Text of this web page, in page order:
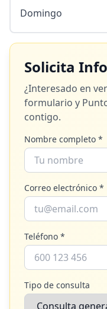
Domingo
Solicita
¿Interesado en
formulario y
contigo.
Nombre completo *
Correo electrónico *
Teléfono *
Tipo de consulta